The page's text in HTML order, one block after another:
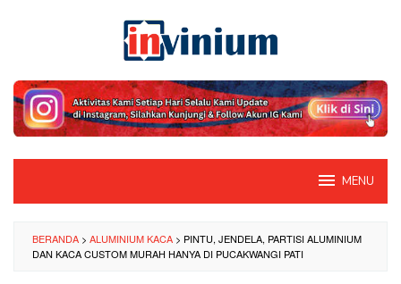
MENU
BERANDA > ALUMINIUM KACA > PINTU, JENDELA, PARTISI ALUMINIUM
DAN KACA CUSTOM MURAH HANYA DI PUCAKWANGI PATI